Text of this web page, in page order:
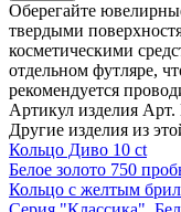
Оберегайте
твердыми
косметическими
отдельном футляре,
рекомендуется
Артикул изделия Арт.
Другие изделия из
Кольцо Диво 10 ct
Белое золото 750
Кольцо с желтым